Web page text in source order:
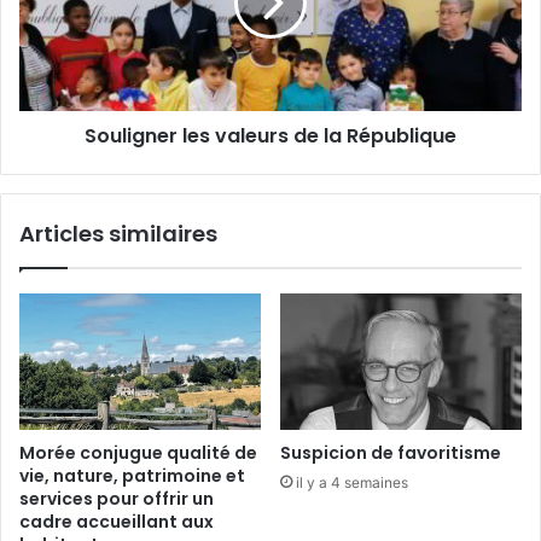
ld
e
n
t
a
p
a
u
x
h
i
n
i
g
n
e
r
a
s
d
e
a
é
Souligner les valeurs de la République
Articles similaires
Morée conjugue qualité de
vie, nature, patrimoine et
services pour offrir un
cadre accueillant aux
Suspicion de favoritisme
il y a 4 semaines